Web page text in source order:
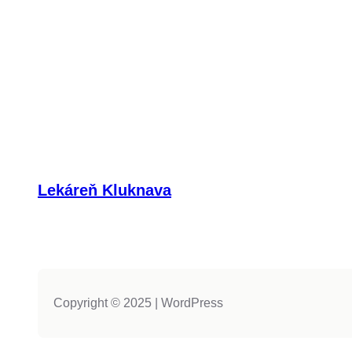
Lekáreň Kluknava
Copyright © 2025 | WordPress